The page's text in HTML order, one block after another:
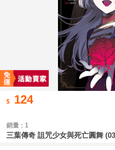
124
銷量 : 1
三葉傳奇 詛咒少女與死亡圓舞